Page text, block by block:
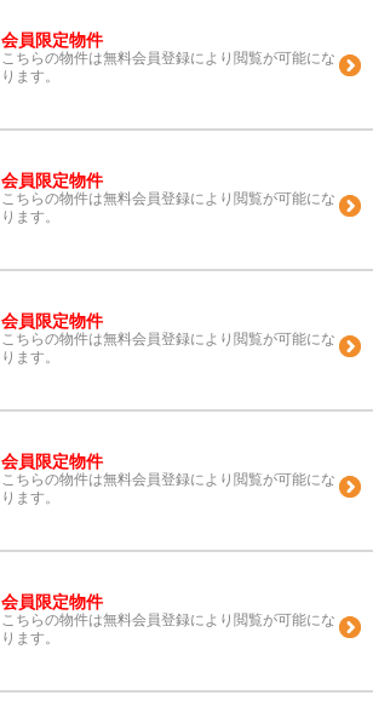
会員限定物件
こちらの物件は無料会員登録により閲覧が可能にな
ります。
会員限定物件
こちらの物件は無料会員登録により閲覧が可能にな
ります。
会員限定物件
こちらの物件は無料会員登録により閲覧が可能にな
ります。
会員限定物件
こちらの物件は無料会員登録により閲覧が可能にな
ります。
会員限定物件
こちらの物件は無料会員登録により閲覧が可能にな
ります。